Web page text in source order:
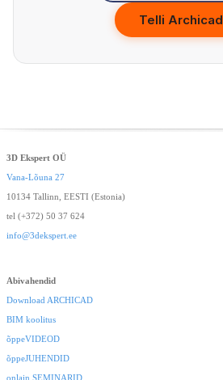
Telli Archicad
3D Ekspert OÜ
Vana-Lõuna 27
10134 Tallinn, EESTI (Estonia)
tel (+372) 50 37 624
info@3dekspert.ee
Abivahendid
Download ARCHICAD
BIM koolitus
õppeVIDEOD
õppeJUHENDID
onlain SEMINARID